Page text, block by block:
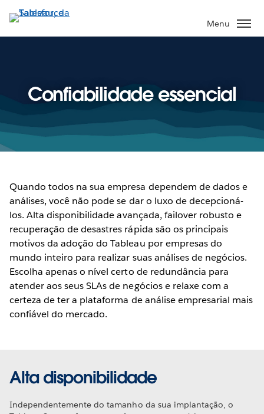
Pular
para
o
Menu
Confiabilidade essencial
Quando todos na sua empresa dependem de dados e
análises, você não pode se dar o luxo de decepcioná-
los. Alta disponibilidade avançada, failover robusto e
recuperação de desastres rápida são os principais
motivos da adoção do Tableau por empresas do
mundo inteiro para realizar suas análises de negócios.
Escolha apenas o nível certo de redundância para
atender aos seus SLAs de negócios e relaxe com a
certeza de ter a plataforma de análise empresarial mais
confiável do mercado.
Alta disponibilidade
Independentemente do tamanho da sua implantação, o